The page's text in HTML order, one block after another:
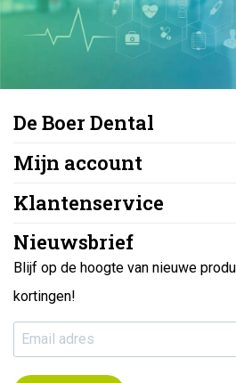
De Boer Dental
Mijn account
Klantenservice
Nieuwsbrief
Blijf op de hoogte van nieuwe
kortingen!